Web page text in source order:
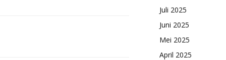
Juli 2025
Juni 2025
Mei 2025
April 2025